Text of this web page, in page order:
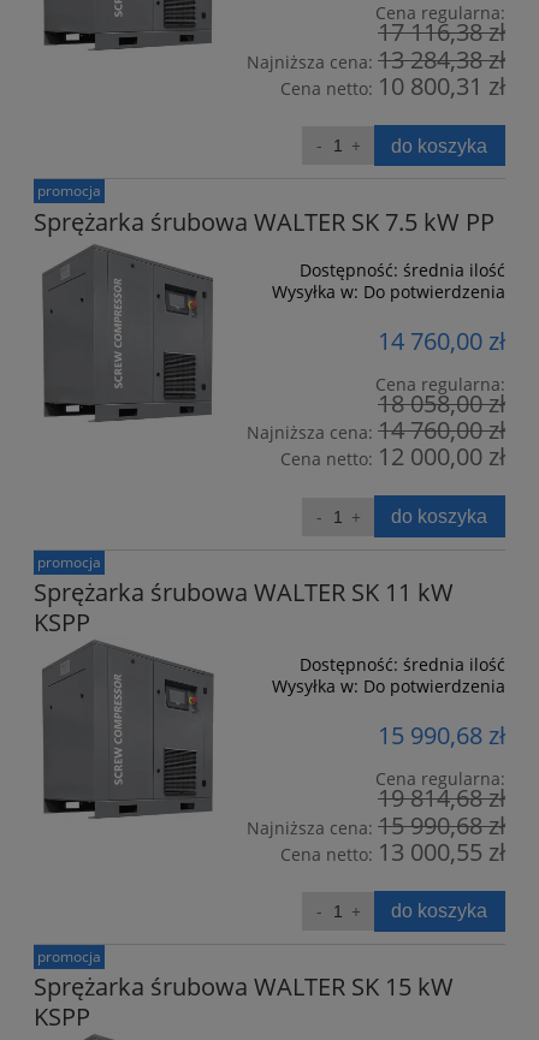
Cena regularna:
17 116,38 zł
Najniższa cena: 13 284,38 zł
Cena netto: 10 800,31 zł
do koszyka
Sprężarka śrubowa WALTER SK 7.5 kW PP
Dostępność: średnia ilość
Wysyłka w: Do potwierdzenia
14 760,00 zł
Cena regularna:
18 058,00 zł
Najniższa cena: 14 760,00 zł
Cena netto: 12 000,00 zł
do koszyka
promocja
Sprężarka śrubowa WALTER SK 11 kW
KSPP
Dostępność: średnia ilość
Wysyłka w: Do potwierdzenia
15 990,68 zł
Cena regularna:
19 814,68 zł
Najniższa cena: 15 990,68 zł
Cena netto: 13 000,55 zł
do koszyka
promocja
Sprężarka śrubowa WALTER SK 15 kW
KSPP
promocja